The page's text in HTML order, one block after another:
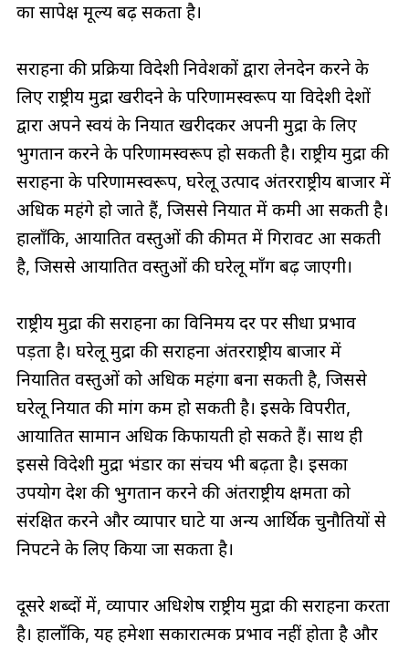
का सापेक्ष मूल्य बढ़ सकता है।
सराहना की प्रक्रिया विदेशी निवेशकों द्वारा लेनदेन करने के
लिए राष्ट्रीय मुद्रा खरीदने के परिणामस्वरूप या विदेशी देशों
द्वारा अपने स्वयं के निर्यात खरीदकर अपनी मुद्रा के लिए
भुगतान करने के परिणामस्वरूप हो सकती है। राष्ट्रीय मुद्रा की
सराहना के परिणामस्वरूप, घरेलू उत्पाद अंतरराष्ट्रीय बाजार में
अधिक महंगे हो जाते हैं, जिससे निर्यात में कमी आ सकती है।
हालाँकि, आयातित वस्तुओं की कीमत में गिरावट आ सकती
है, जिससे आयातित वस्तुओं की घरेलू माँग बढ़ जाएगी।
राष्ट्रीय मुद्रा की सराहना का विनिमय दर पर सीधा प्रभाव
पड़ता है। घरेलू मुद्रा की सराहना अंतरराष्ट्रीय बाजार में
निर्यातित वस्तुओं को अधिक महंगा बना सकती है, जिससे
घरेलू निर्यात की मांग कम हो सकती है। इसके विपरीत,
आयातित सामान अधिक किफायती हो सकते हैं। साथ ही
इससे विदेशी मुद्रा भंडार का संचय भी बढ़ता है। इसका
उपयोग देश की भुगतान करने की अंतर्राष्ट्रीय क्षमता को
संरक्षित करने और व्यापार घाटे या अन्य आर्थिक चुनौतियों से
निपटने के लिए किया जा सकता है।
दूसरे शब्दों में, व्यापार अधिशेष राष्ट्रीय मुद्रा की सराहना करता
है। हालाँकि, यह हमेशा सकारात्मक प्रभाव नहीं होता है और